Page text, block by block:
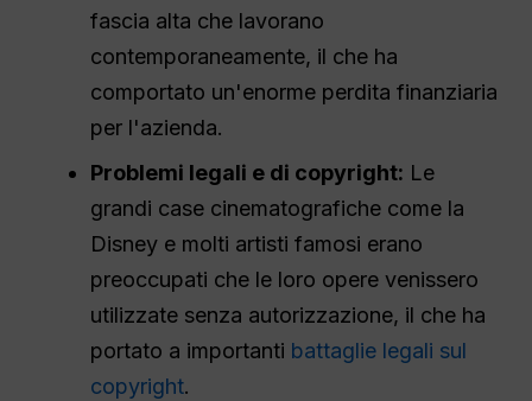
fascia alta che lavorano
contemporaneamente, il che ha
comportato un'enorme perdita finanziaria
per l'azienda.
Problemi legali e di copyright: Le
grandi case cinematografiche come la
Disney e molti artisti famosi erano
preoccupati che le loro opere venissero
utilizzate senza autorizzazione, il che ha
portato a importanti battaglie legali sul
copyright.